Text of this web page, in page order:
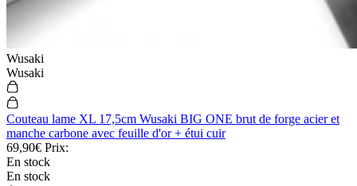
Wusaki
Wusaki
Couteau lame XL 17,5cm Wusaki BIG ONE brut de forge acier et
manche carbone avec feuille d'or + étui cuir
69,90€ Prix:
En stock
En stock